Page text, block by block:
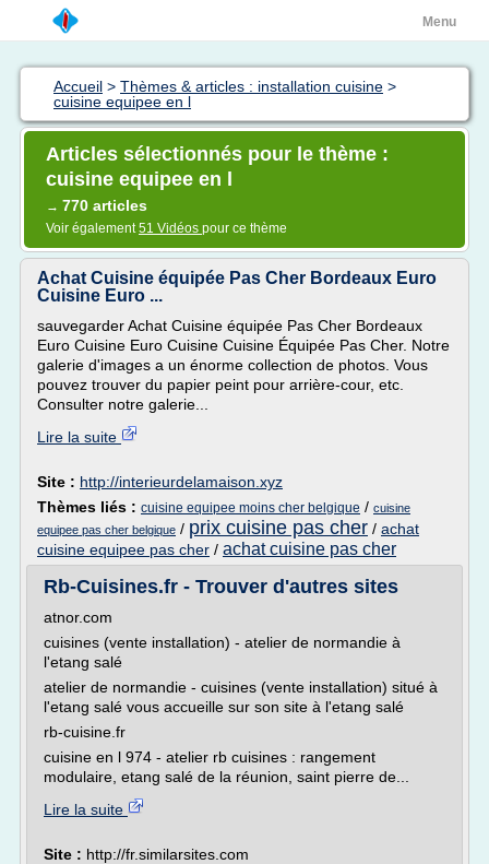
Menu
Accueil > Thèmes & articles : installation cuisine >
cuisine equipee en l
Articles sélectionnés pour le thème :
cuisine equipee en l
→ 770 articles
Voir également51 Vidéos pour ce thème
Achat Cuisine équipée Pas Cher Bordeaux Euro
Cuisine Euro ...
sauvegarder Achat Cuisine équipée Pas Cher Bordeaux
Euro Cuisine Euro Cuisine Cuisine Équipée Pas Cher. Notre
galerie d'images a un énorme collection de photos. Vous
pouvez trouver du papier peint pour arrière-cour, etc.
Consulter notre galerie...
Lire la suite
Site : http://interieurdelamaison.xyz
Thèmes liés : cuisine equipee moins cher belgique / cuisine
equipee pas cher belgique / prix cuisine pas cher / achat
cuisine equipee pas cher / achat cuisine pas cher
Rb-Cuisines.fr - Trouver d'autres sites
atnor.com
cuisines (vente installation) - atelier de normandie à
l'etang salé
atelier de normandie - cuisines (vente installation) situé à
l'etang salé vous accueille sur son site à l'etang salé
rb-cuisine.fr
cuisine en l 974 - atelier rb cuisines : rangement
modulaire, etang salé de la réunion, saint pierre de...
Lire la suite
Site : http://fr.similarsites.com